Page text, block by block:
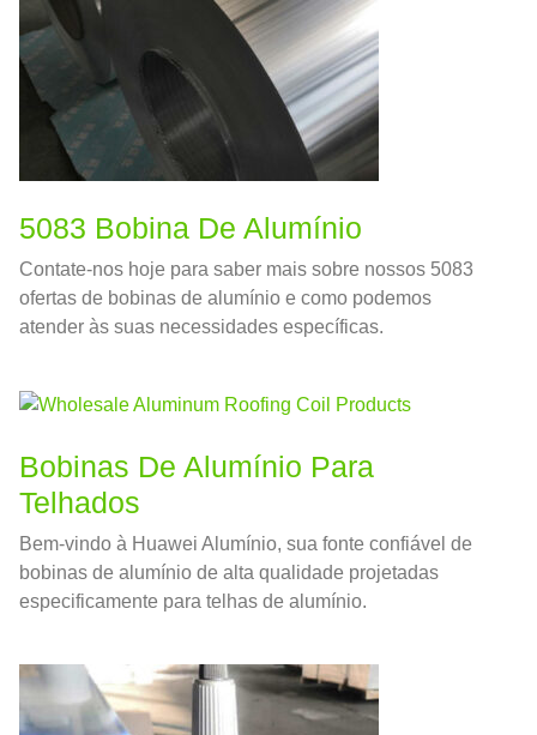
5083 Bobina De Alumínio
Contate-nos hoje para saber mais sobre nossos 5083
ofertas de bobinas de alumínio e como podemos
atender às suas necessidades específicas.
Bobinas De Alumínio Para
Telhados
Bem-vindo à Huawei Alumínio, sua fonte confiável de
bobinas de alumínio de alta qualidade projetadas
especificamente para telhas de alumínio.